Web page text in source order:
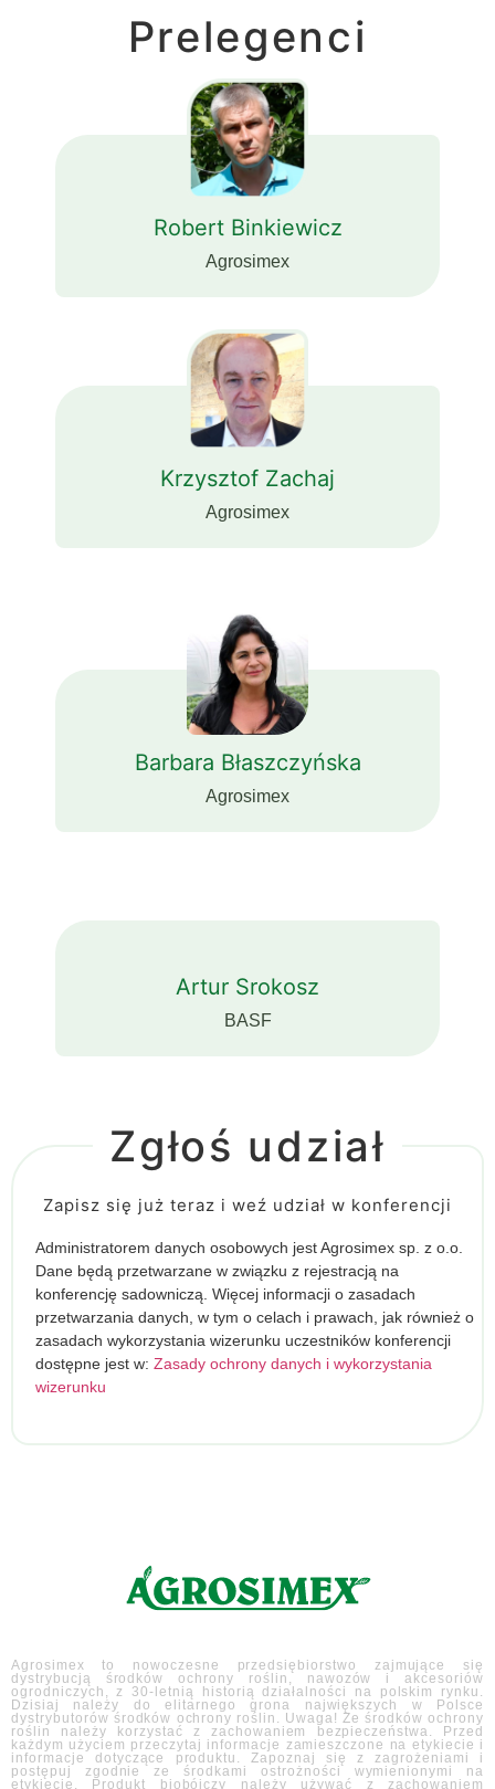
Prelegenci
Robert Binkiewicz
Agrosimex
Krzysztof Zachaj
Agrosimex
Barbara Błaszczyńska
Agrosimex
Artur Srokosz
BASF
Zgłoś udział
Zapisz się już teraz i weź udział w konferencji
Administratorem danych osobowych jest Agrosimex sp. z o.o.
Dane będą przetwarzane w związku z rejestracją na
konferencję sadowniczą. Więcej informacji o zasadach
przetwarzania danych, w tym o celach i prawach, jak również o
zasadach wykorzystania wizerunku uczestników konferencji
dostępne jest w: Zasady ochrony danych i wykorzystania
wizerunku
Agrosimex to nowoczesne przedsiębiorstwo zajmujące się
dystrybucją środków ochrony roślin, nawozów i akcesoriów
ogrodniczych, z 30-letnią historią działalności na polskim rynku.
Dzisiaj należy do elitarnego grona największych w Polsce
dystrybutorów środków ochrony roślin. Uwaga! Ze środków ochrony
roślin należy korzystać z zachowaniem bezpieczeństwa. Przed
każdym użyciem przeczytaj informacje zamieszczone na etykiecie i
informacje dotyczące produktu. Zapoznaj się z zagrożeniami i
postępuj zgodnie ze środkami ostrożności wymienionymi na
etykiecie. Produkt biobójczy należy używać z zachowaniem